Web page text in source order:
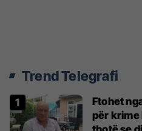
Trend Telegrafi
Ftohet
për